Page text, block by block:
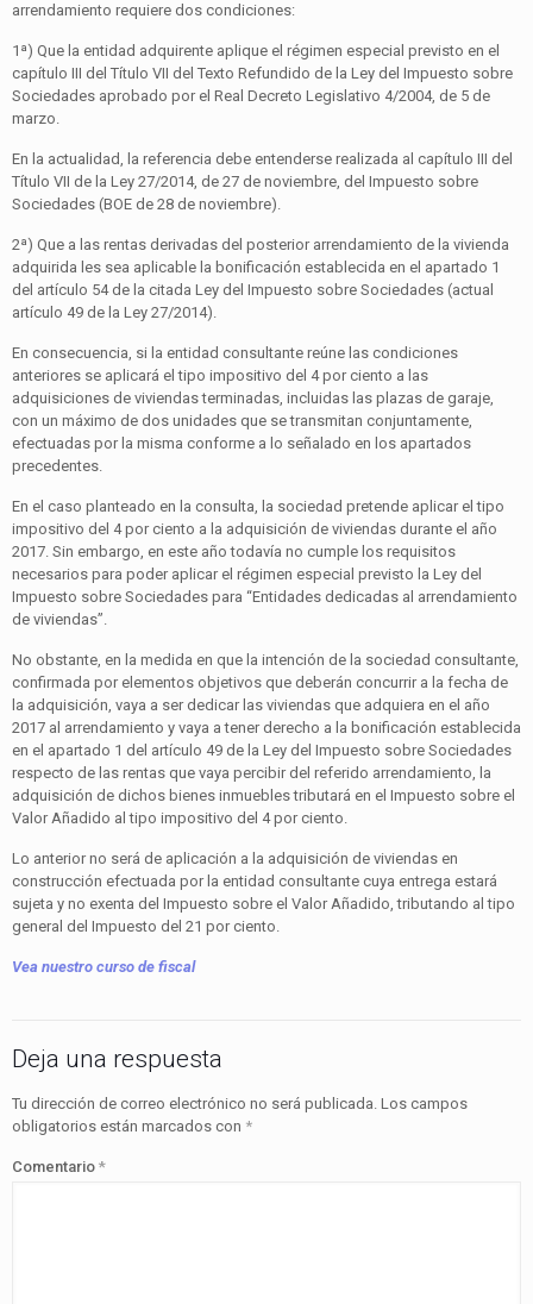
arrendamiento requiere dos condiciones:
1ª) Que la entidad adquirente aplique el régimen especial previsto en el
capítulo III del Título VII del Texto Refundido de la Ley del Impuesto sobre
Sociedades aprobado por el Real Decreto Legislativo 4/2004, de 5 de
marzo.
En la actualidad, la referencia debe entenderse realizada al capítulo III del
Título VII de la Ley 27/2014, de 27 de noviembre, del Impuesto sobre
Sociedades (BOE de 28 de noviembre).
2ª) Que a las rentas derivadas del posterior arrendamiento de la vivienda
adquirida les sea aplicable la bonificación establecida en el apartado 1
del artículo 54 de la citada Ley del Impuesto sobre Sociedades (actual
artículo 49 de la Ley 27/2014).
En consecuencia, si la entidad consultante reúne las condiciones
anteriores se aplicará el tipo impositivo del 4 por ciento a las
adquisiciones de viviendas terminadas, incluidas las plazas de garaje,
con un máximo de dos unidades que se transmitan conjuntamente,
efectuadas por la misma conforme a lo señalado en los apartados
precedentes.
En el caso planteado en la consulta, la sociedad pretende aplicar el tipo
impositivo del 4 por ciento a la adquisición de viviendas durante el año
2017. Sin embargo, en este año todavía no cumple los requisitos
necesarios para poder aplicar el régimen especial previsto la Ley del
Impuesto sobre Sociedades para “Entidades dedicadas al arrendamiento
de viviendas”.
No obstante, en la medida en que la intención de la sociedad consultante,
confirmada por elementos objetivos que deberán concurrir a la fecha de
la adquisición, vaya a ser dedicar las viviendas que adquiera en el año
2017 al arrendamiento y vaya a tener derecho a la bonificación establecida
en el apartado 1 del artículo 49 de la Ley del Impuesto sobre Sociedades
respecto de las rentas que vaya percibir del referido arrendamiento, la
adquisición de dichos bienes inmuebles tributará en el Impuesto sobre el
Valor Añadido al tipo impositivo del 4 por ciento.
Lo anterior no será de aplicación a la adquisición de viviendas en
construcción efectuada por la entidad consultante cuya entrega estará
sujeta y no exenta del Impuesto sobre el Valor Añadido, tributando al tipo
general del Impuesto del 21 por ciento.
Vea nuestro curso de fiscal
Deja una respuesta
Tu dirección de correo electrónico no será publicada. Los campos
obligatorios están marcados con *
Comentario *